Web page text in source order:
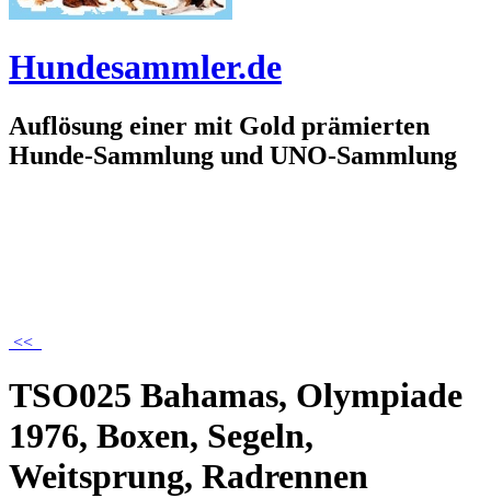
Hundesammler.de
Auflösung einer mit Gold prämierten
Hunde-Sammlung und UNO-Sammlung
<<
TSO025 Bahamas, Olympiade
1976, Boxen, Segeln,
Weitsprung, Radrennen